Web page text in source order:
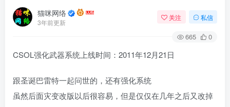
猫咪网络
3年前更新
关注 私信
665 0
CSOL强化武器系统上线时间：2011年12月21日
跟圣诞巴雷特一起问世的，还有强化系统
虽然后面灾变改版以后很容易，但是仅仅在几年之后又改掉